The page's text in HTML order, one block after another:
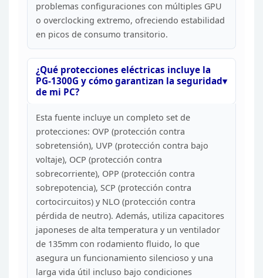
problemas configuraciones con múltiples GPU
o overclocking extremo, ofreciendo estabilidad
en picos de consumo transitorio.
¿Qué protecciones eléctricas incluye la
PG-1300G y cómo garantizan la seguridad
de mi PC?
Esta fuente incluye un completo set de
protecciones: OVP (protección contra
sobretensión), UVP (protección contra bajo
voltaje), OCP (protección contra
sobrecorriente), OPP (protección contra
sobrepotencia), SCP (protección contra
cortocircuitos) y NLO (protección contra
pérdida de neutro). Además, utiliza capacitores
japoneses de alta temperatura y un ventilador
de 135mm con rodamiento fluido, lo que
asegura un funcionamiento silencioso y una
larga vida útil incluso bajo condiciones